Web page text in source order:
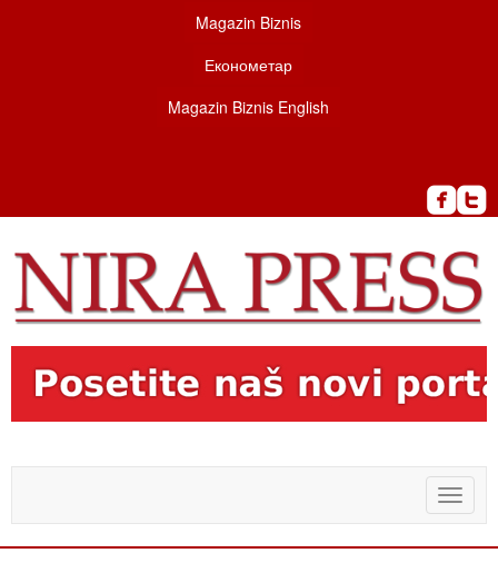
Magazin Biznis
Економетар
Magazin Biznis English
Toggle